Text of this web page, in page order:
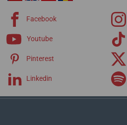
Facebook
Youtube
Pinterest
Linkedin